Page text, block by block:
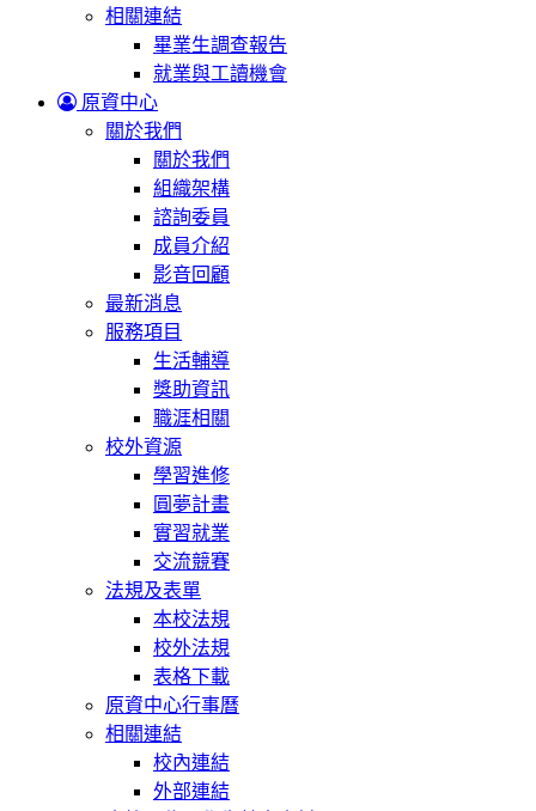
相關連結
畢業生調查報告
就業與工讀機會
原資中心
關於我們
關於我們
組織架構
諮詢委員
成員介紹
影音回顧
最新消息
服務項目
生活輔導
獎助資訊
職涯相關
校外資源
學習進修
圓夢計畫
實習就業
交流競賽
法規及表單
本校法規
校外法規
表格下載
原資中心行事曆
相關連結
校內連結
外部連結